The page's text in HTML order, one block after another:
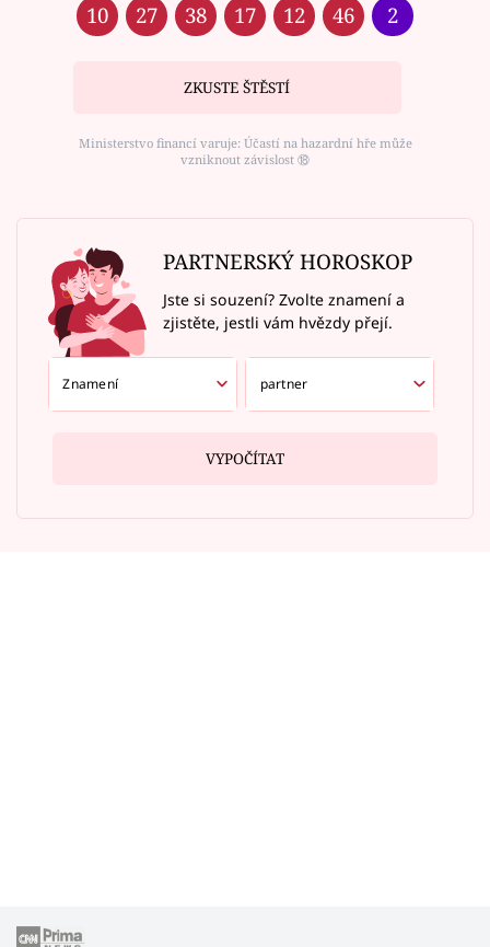
10 27 38 17 12 46 2
ZKUSTE ŠTĚSTÍ
Ministerstvo financí varuje: Účastí na hazardní hře může
vzniknout závislost ⑱
PARTNERSKÝ HOROSKOP
Jste si souzení? Zvolte znamení a
zjistěte, jestli vám hvězdy přejí.
VYPOČÍTAT